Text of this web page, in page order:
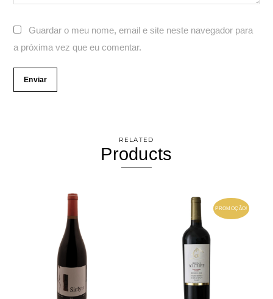
Guardar o meu nome, email e site neste navegador para
a próxima vez que eu comentar.
RELATED
Products
PROMOÇÃO!